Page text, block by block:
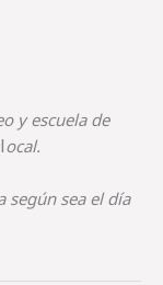
y escuela de
ocal.
según sea el día